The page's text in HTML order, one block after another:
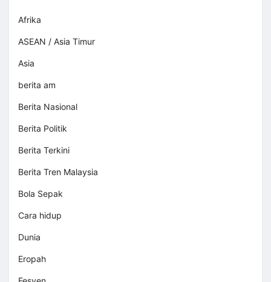
Afrika
ASEAN / Asia Timur
Asia
berita am
Berita Nasional
Berita Politik
Berita Terkini
Berita Tren Malaysia
Bola Sepak
Cara hidup
Dunia
Eropah